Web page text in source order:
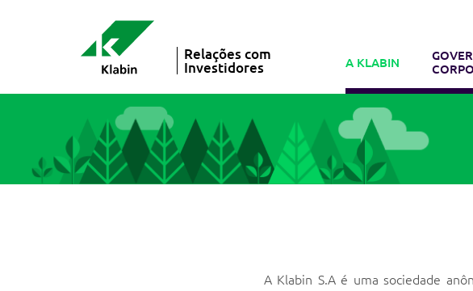
Relações com
Investidores
A KLABIN
A Klabin S.A é uma sociedade